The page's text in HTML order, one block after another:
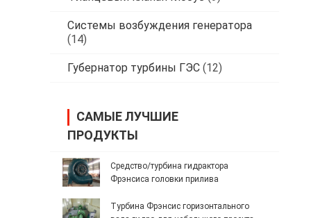
Системы возбуждения генератора
(14)
Губернатор турбины ГЭС (12)
САМЫЕ ЛУЧШИЕ
ПРОДУКТЫ
Средство/турбина гидрактора
Фрэнсиса головки прилива
Турбина Фрэнсис горизонтального